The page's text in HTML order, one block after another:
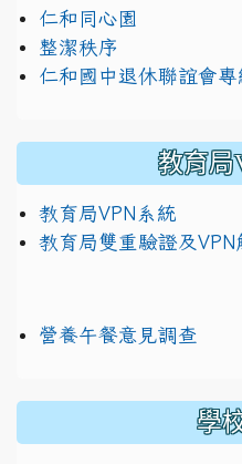
仁和同心園
整潔秩序
仁和國中退休聯誼會專
教育局
教育局VPN系統
教育局雙重驗證及
營養午餐意見調查
學